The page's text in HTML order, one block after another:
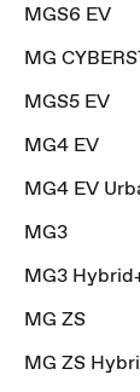
MGS6 EV
MG
MGS5 EV
MG4 EV
MG4 EV
MG3
MG3
MG ZS
MG ZS